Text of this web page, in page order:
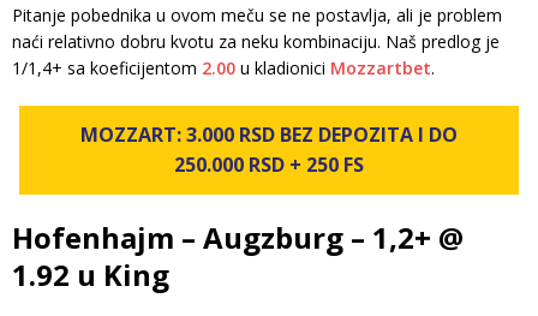
Pitanje pobednika u ovom meču se ne postavlja, ali je problem
naći relativno dobru kvotu za neku kombinaciju. Naš predlog je
1/1,4+ sa koeficijentom 2.00 u kladionici Mozzartbet.
MOZZART: 3.000 RSD BEZ DEPOZITA I DO
250.000 RSD + 250 FS
Hofenhajm – Augzburg – 1,2+ @
1.92 u King